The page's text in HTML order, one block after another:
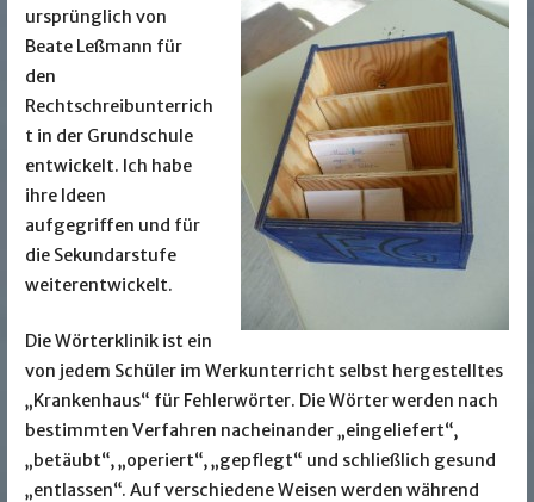
ursprünglich von
Beate Leßmann für
den
Rechtschreibunterrich
t in der Grundschule
entwickelt. Ich habe
ihre Ideen
aufgegriffen und für
die Sekundarstufe
weiterentwickelt.
Die Wörterklinik ist ein
von jedem Schüler im Werkunterricht selbst hergestelltes
„Krankenhaus“ für Fehlerwörter. Die Wörter werden nach
bestimmten Verfahren nacheinander „eingeliefert“,
„betäubt“, „operiert“, „gepflegt“ und schließlich gesund
„entlassen“. Auf verschiedene Weisen werden während